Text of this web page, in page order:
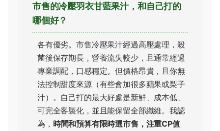
市售的冷壓羽衣甘藍果汁，和自己打的
哪個好？
各有優劣。市售冷壓果汁經過高壓處理，殺
菌後保存期長，營養流失較少，且通常經過
專業調配，口感穩定。但價格昂貴，且你無
法控制甜度來源（有些會加很多蘋果或梨子
汁）。自己打的最大好處是新鮮、成本低、
可完全客製化，並且能保留全部纖維。我認
為， 時間和預算有限時選市售，注重CP值